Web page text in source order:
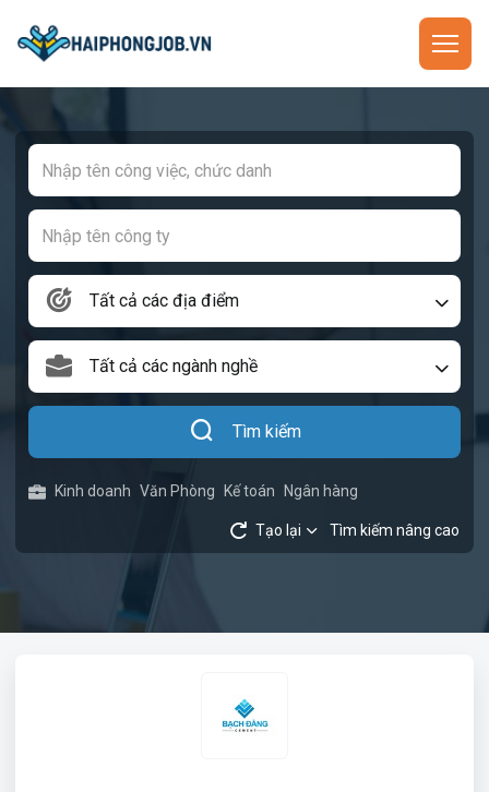
Tất cả các địa điểm
Tất cả các ngành nghề
Tìm kiếm
Kinh doanh Văn Phòng Kế toán Ngân hàng
Tạo lại Tìm kiếm nâng cao